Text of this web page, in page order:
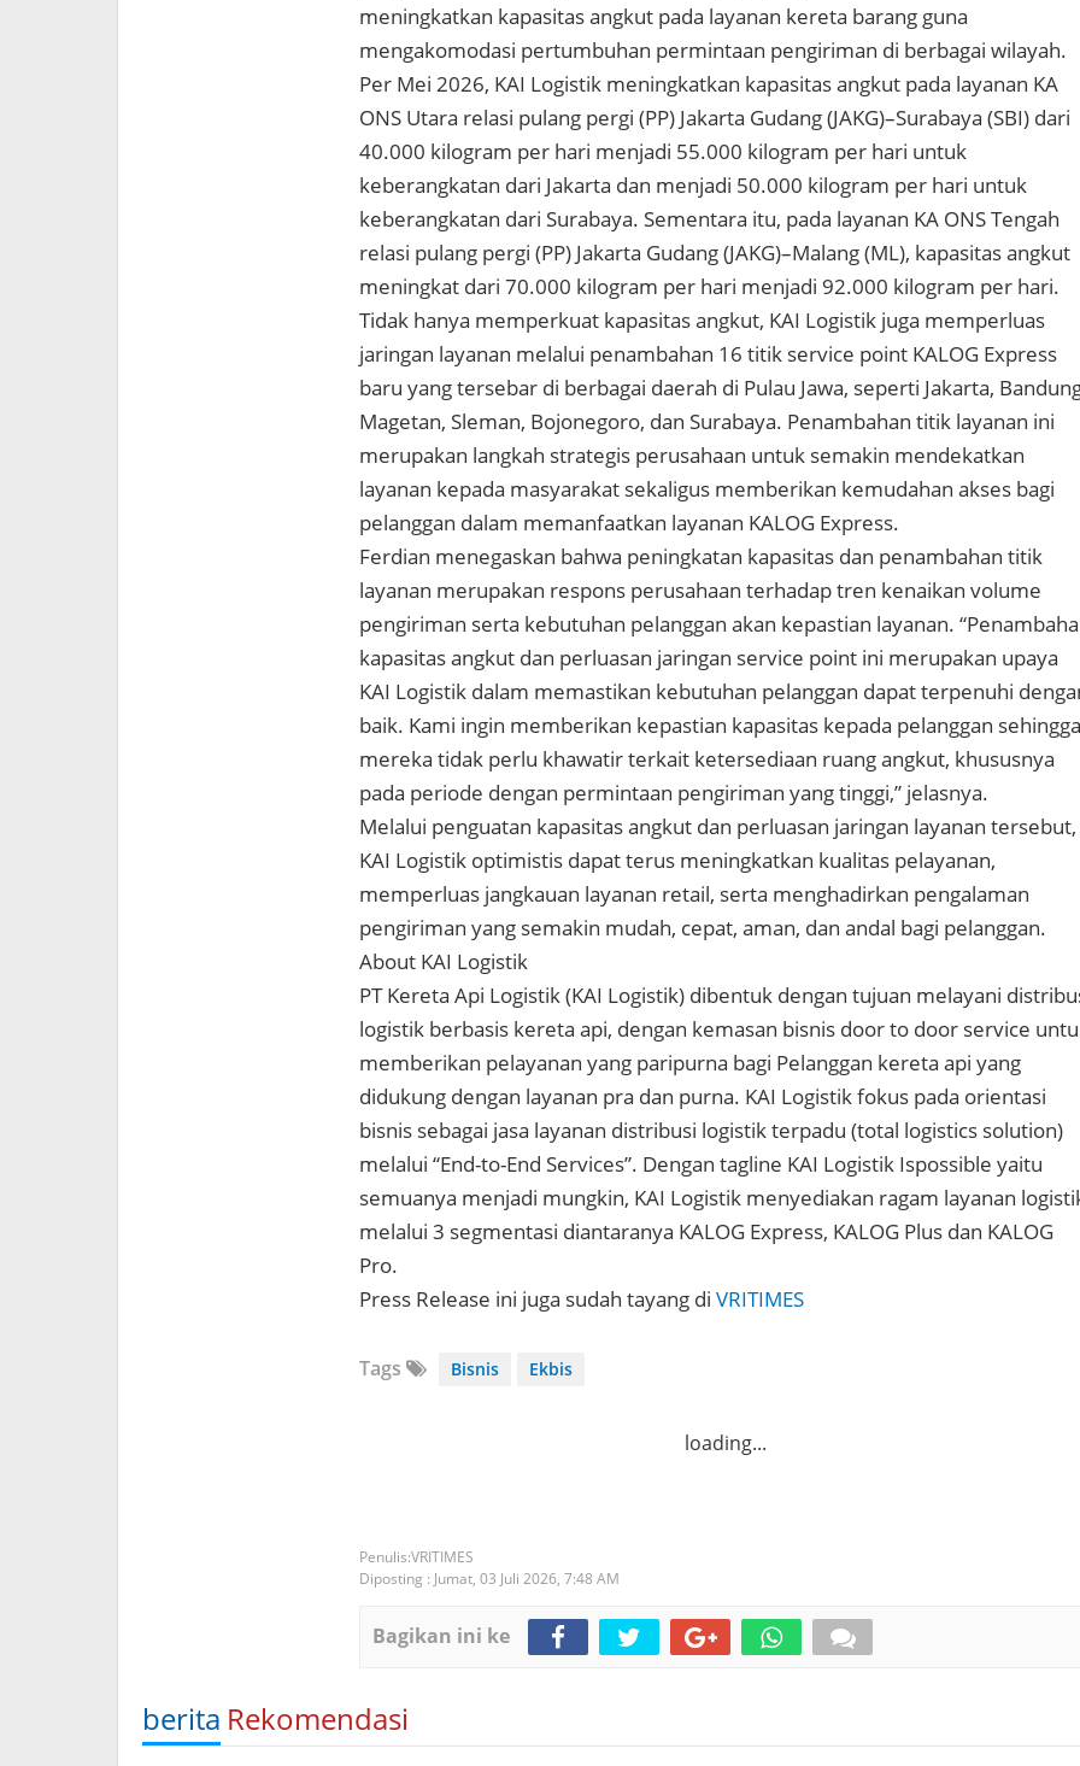
meningkatkan kapasitas angkut pada layanan kereta barang guna
mengakomodasi pertumbuhan permintaan pengiriman di berbagai wilayah.
Per Mei 2026, KAI Logistik meningkatkan kapasitas angkut pada layanan KA
ONS Utara relasi pulang pergi (PP) Jakarta Gudang (JAKG)–Surabaya (SBI) dari
40.000 kilogram per hari menjadi 55.000 kilogram per hari untuk
keberangkatan dari Jakarta dan menjadi 50.000 kilogram per hari untuk
keberangkatan dari Surabaya. Sementara itu, pada layanan KA ONS Tengah
relasi pulang pergi (PP) Jakarta Gudang (JAKG)–Malang (ML), kapasitas angkut
meningkat dari 70.000 kilogram per hari menjadi 92.000 kilogram per hari.
Tidak hanya memperkuat kapasitas angkut, KAI Logistik juga memperluas
jaringan layanan melalui penambahan 16 titik service point KALOG Express
baru yang tersebar di berbagai daerah di Pulau Jawa, seperti Jakarta,
Magetan, Sleman, Bojonegoro, dan Surabaya. Penambahan titik layanan ini
merupakan langkah strategis perusahaan untuk semakin mendekatkan
layanan kepada masyarakat sekaligus memberikan kemudahan akses bagi
pelanggan dalam memanfaatkan layanan KALOG Express.
Ferdian menegaskan bahwa peningkatan kapasitas dan penambahan titik
layanan merupakan respons perusahaan terhadap tren kenaikan volume
pengiriman serta kebutuhan pelanggan akan kepastian layanan.
kapasitas angkut dan perluasan jaringan service point ini merupakan upaya
KAI Logistik dalam memastikan kebutuhan pelanggan dapat terpenuhi
baik. Kami ingin memberikan kepastian kapasitas kepada pelanggan sehingga
mereka tidak perlu khawatir terkait ketersediaan ruang angkut, khususnya
pada periode dengan permintaan pengiriman yang tinggi,” jelasnya.
Melalui penguatan kapasitas angkut dan perluasan jaringan layanan tersebut,
KAI Logistik optimistis dapat terus meningkatkan kualitas pelayanan,
memperluas jangkauan layanan retail, serta menghadirkan pengalaman
pengiriman yang semakin mudah, cepat, aman, dan andal bagi pelanggan.
About KAI Logistik
PT Kereta Api Logistik (KAI Logistik) dibentuk dengan tujuan melayani
logistik berbasis kereta api, dengan kemasan bisnis door to door service
memberikan pelayanan yang paripurna bagi Pelanggan kereta api yang
didukung dengan layanan pra dan purna. KAI Logistik fokus pada orientasi
bisnis sebagai jasa layanan distribusi logistik terpadu (total logistics solution)
melalui “End-to-End Services”. Dengan tagline KAI Logistik Ispossible yaitu
semuanya menjadi mungkin, KAI Logistik menyediakan ragam layanan
melalui 3 segmentasi diantaranya KALOG Express, KALOG Plus dan KALOG
Pro.
Press Release ini juga sudah tayang di VRITIMES
Tags Bisnis Ekbis
loading...
VRITIMES
Diposting : Jumat, 03 Juli 2026, 7:48 AM
Bagikan ini ke
berita Rekomendasi